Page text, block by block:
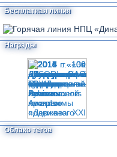
Бесплатная линия
Награды
Облако тегов